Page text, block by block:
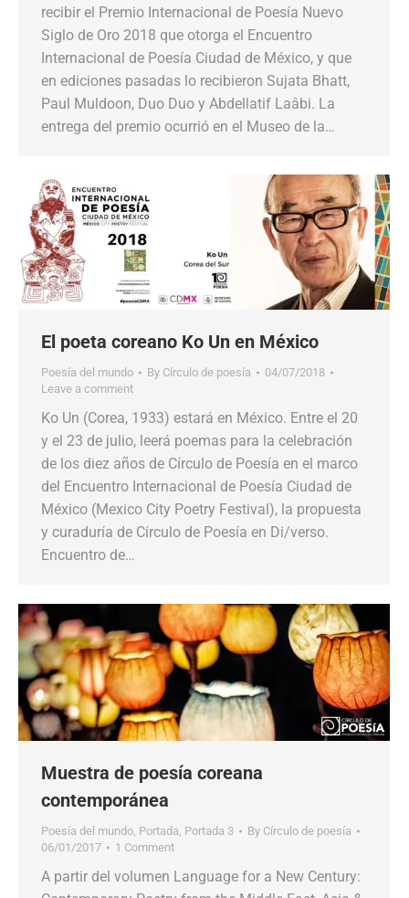
recibir el Premio Internacional de Poesía Nuevo
Siglo de Oro 2018 que otorga el Encuentro
Internacional de Poesía Ciudad de México, y que
en ediciones pasadas lo recibieron Sujata Bhatt,
Paul Muldoon, Duo Duo y Abdellatif Laâbi. La
entrega del premio ocurrió en el Museo de la…
El poeta coreano Ko Un en México
Poesía del mundo By Círculo de poesía
04/07/2018
Leave a comment
Ko Un (Corea, 1933) estará en México. Entre el 20
y el 23 de julio, leerá poemas para la celebración
de los diez años de Círculo de Poesía en el marco
del Encuentro Internacional de Poesía Ciudad de
México (Mexico City Poetry Festival), la propuesta
y curaduría de Círculo de Poesía en Di/verso.
Encuentro de…
Muestra de poesía coreana
contemporánea
Poesía del mundo, Portada, Portada 3 By Círculo de poesía
06/01/2017
1 Comment
A partir del volumen Language for a New Century: